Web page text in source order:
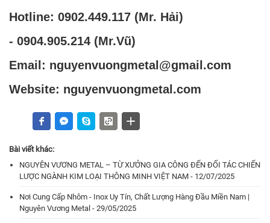
Hotline: 0902.449.117 (Mr. Hải)
- 0904.905.214 (Mr.Vũ)
Email: nguyenvuongmetal@gmail.com
Website: nguyenvuongmetal.com
Bài viết khác:
NGUYÊN VƯƠNG METAL – TỪ XƯỞNG GIA CÔNG ĐẾN ĐỐI TÁC CHIẾN
LƯỢC NGÀNH KIM LOẠI THÔNG MINH VIỆT NAM - 12/07/2025
Nơi Cung Cấp Nhôm - Inox Uy Tín, Chất Lượng Hàng Đầu Miền Nam |
Nguyên Vương Metal - 29/05/2025